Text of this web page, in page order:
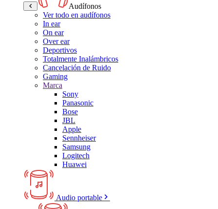
Audífonos
Ver todo en audífonos
In ear
On ear
Over ear
Deportivos
Totalmente Inalámbricos
Cancelación de Ruido
Gaming
Marca
Sony
Panasonic
Bose
JBL
Apple
Sennheiser
Samsung
Logitech
Huawei
Audio portable